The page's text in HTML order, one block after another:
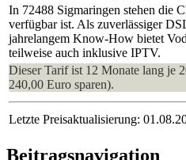
In 72488 Sigmaringen stehen die
verfügbar ist. Als zuverlässiger
jahrelangem Know-How bietet
teilweise auch inklusive IPTV.
Dieser Tarif ist 12 Monate lang je
240,00 Euro sparen).
Letzte Preisaktualisierung:
Beitragsnavigation